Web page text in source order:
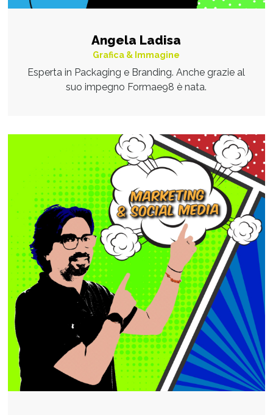
Angela Ladisa
Grafica & Immagine
Esperta in Packaging e Branding. Anche grazie al
suo impegno Formae98 è nata.